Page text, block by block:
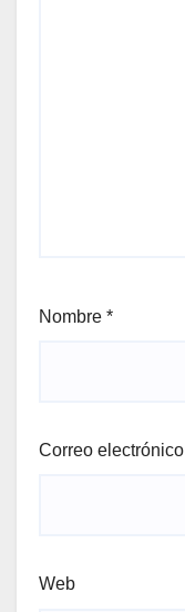
Nombre *
Correo electrónico
Web